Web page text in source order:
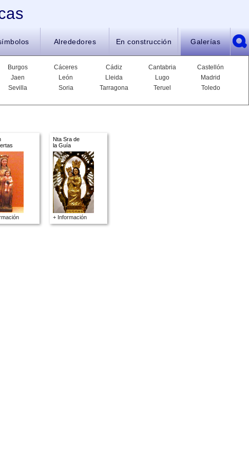
Alrededores En construcción Galerías
Burgos Cáceres Cádiz Cantabria
Castellón
Jaen León Lleida Lugo
Madrid
Sevilla Soria Tarragona Teruel
Toledo
Nta Sra de
la Guía
+ Información